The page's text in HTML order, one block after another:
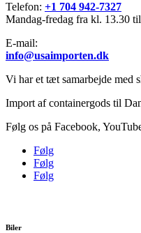
Telefon: +1 704 942-7327
Mandag-fredag fra kl. 13.30
E-mail:
info@usaimporten.dk
Vi har et tæt samarbejde med
Import af containergods til
Følg os på Facebook,
Følg
Følg
Følg
Biler